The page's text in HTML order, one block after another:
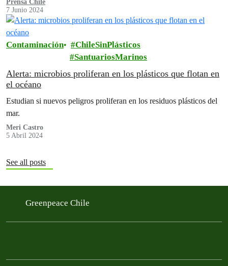
Prensa Chile
7 Junio 2024
Contaminación
ChileSinPlásticos
SantuariosMarinos
Alerta: microbios proliferan en los plásticos que flotan en
el océano
Estudian si nuevos peligros proliferan en los residuos plásticos del
mar.
Meri Castro
5 Abril 2024
See all posts
Greenpeace Chile